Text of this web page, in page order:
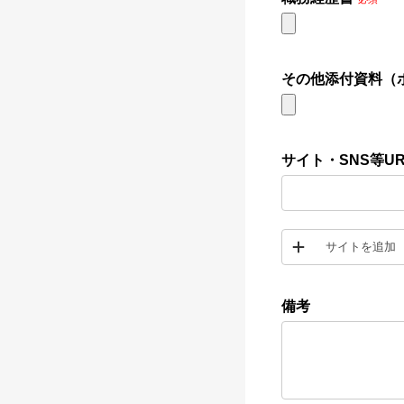
その他添付資料（
サイト・SNS等
サイトを追加
備考